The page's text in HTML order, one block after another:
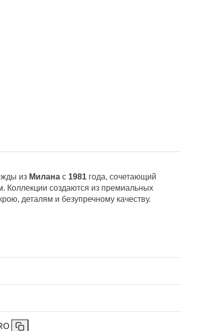
из Милана с 1981 года, сочетающий
Коллекции создаются из премиальных
деталям и безупречному качеству.